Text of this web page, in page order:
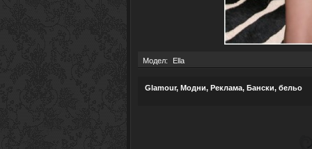
Модел: Ella
Glamour, Модни, Реклама, Бански, бельо